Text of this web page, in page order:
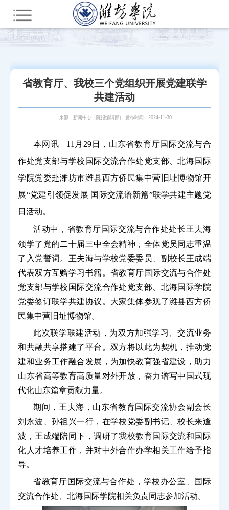
您所在的位置：首页 新闻中心 潍院动态
​省教育厅、我校三个党组织开展党建联学
共建活动
来源：新闻中心（院报编辑部） 发布时间：2024-11-30
本网讯 11月 29日，山东省教育厅国际交流与合
作处党支部与学校国际交流合作处党支部、北海国际
学院党委赴潍坊市潍县西方侨民集中营旧址博物馆开
展“党建引领促发展 国际交流谱新篇”联学共建主题党
日活动。
活动中，省教育厅国际交流与合作处处长王夫海
领学了党的二十届三中全会精神，全体党员同志重温
了入党誓词。王夫海与学校党委委员、副校长王成端
代表双方互赠学习书籍。省教育厅国际交流与合作处
党支部与学校国际交流合作处党支部、北海国际学院
党委签订联学共建协议。大家集体参观了潍县西方侨
民集中营旧址博物馆。
此次联学联建活动，为双方加强学习、交流业务
和共融共享搭建了平台。双方将以此为契机，推动党
建和业务工作融合发展，为加快教育强省建设，助力
山东省高等教育高质量对外开放，奋力谱写中国式现
代化山东篇章贡献力量。
期间，王夫海，山东省教育国际交流协会副会长
刘永波、孙祖兴一行，在学校党委副书记、校长来逢
波，王成端陪同下，调研了我校教育国际交流和国际
化人才培养工作，并对中外合作办学相关工作给予指
导。
省教育厅国际交流与合作处，学校办公室、国际
交流合作处、北海国际学院相关负责同志参加活动。